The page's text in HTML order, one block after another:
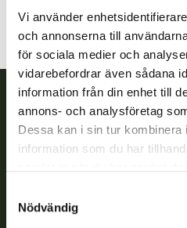
Vi använder
och annonserna till
för sociala medier och
vidarebefordrar även sådana
information från din enhet till
annons- och analysföretag
Dessa kan i sin tur kombinera
information som du har
Nödvändig
Finlands viltcentral
verkställs och svarar för de
som föreskrivs.